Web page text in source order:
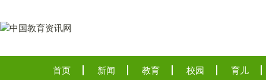
首页 新闻 教育 校园 育儿